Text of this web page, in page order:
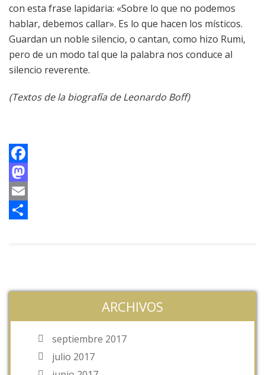
con esta frase lapidaria: «Sobre lo que no podemos
hablar, debemos callar». Es lo que hacen los místicos.
Guardan un noble silencio, o cantan, como hizo Rumi,
pero de un modo tal que la palabra nos conduce al
silencio reverente.
(Textos de la biografía de Leonardo Boff)
Facebook
Mastodon
Email
ARCHIVOS
septiembre 2017
julio 2017